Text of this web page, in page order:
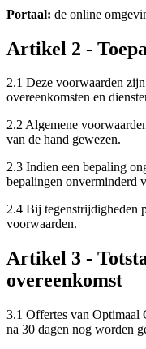
Portaal: de online
Artikel 2 -
2.1 Deze voorwaarden
overeenkomsten en
2.2 Algemene
van de hand gewezen.
2.3 Indien een bepaling
bepalingen onverminderd
2.4 Bij tegenstrijdigheden
voorwaarden.
Artikel 3 -
overeenkomst
3.1 Offertes van
na 30 dagen nog worden